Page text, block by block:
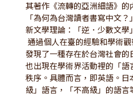
其著作《流轉的亞洲細語》的
「為何為台灣讀者書寫中文
新文學理論：「逆．少數文學
通過個人在臺的經驗和學術
發現了一種存在於台灣社會的
也出現在學術界活動裡的「語
秩序。具體而言，即英語。日
級」語言，「不高級」的語言